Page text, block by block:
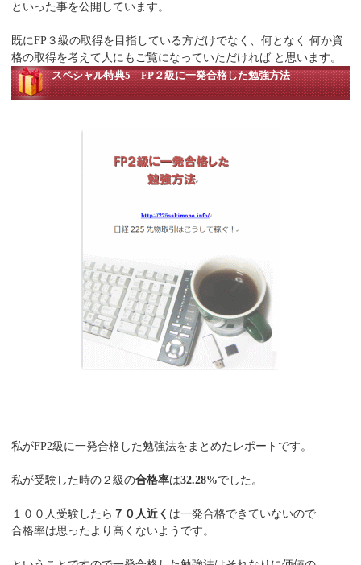
といった事を公開しています。
既にFP３級の取得を目指している方だけでなく、何となく 何か資
格の取得を考えて人にもご覧になっていただければ と思います。
スペシャル特典5 FP２級に一発合格した勉強方法
私がFP2級に一発合格した勉強法をまとめたレポートです。
私が受験した時の２級の合格率は32.28%でした。
１００人受験したら ７０人近く は一発合格できていないので
合格率は思ったより高くないようです。